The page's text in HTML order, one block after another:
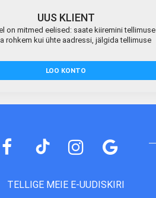
UUS KLIENT
on mitmed eelised: saate kiiremini tellimuse
rohkem kui ühte aadressi, jälgida tellimuse
LOO KONTO
TELLIGE MEIE E-UUDISKIRI